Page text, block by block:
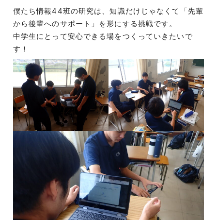
僕たち情報44班の研究は、知識だけじゃなくて「先輩
から後輩へのサポート」を形にする挑戦です。
中学生にとって安心できる場をつくっていきたいで
す！